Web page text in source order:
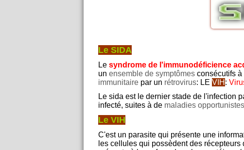
Le SIDA
Le syndrome de l'immunodéficience
un ensemble de symptômes consécutifs à
immunitaire par un rétrovirus: LE VIH :
Le sida est le dernier stade de l'infection
infecté, suites à de maladies opportunistes
Le VIH
C'est un parasite qui présente une
les cellules qui possèdent des